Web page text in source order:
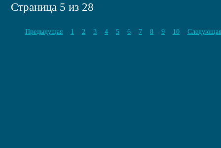
Страница 5 из 28
Предыдущая 1 2 3 4 5 6 7 8 9 10 Следующая